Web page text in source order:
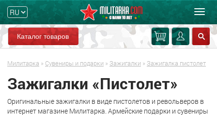
Каталог товаров
Милитарка » Сувениры и подарки » Зажигалки » Зажигалка пистолет
Зажигалки «Пистолет»
Оригинальные зажигалки в виде пистолетов и револьверов в
интернет магазине Милитарка. Армейские подарки и сувениры